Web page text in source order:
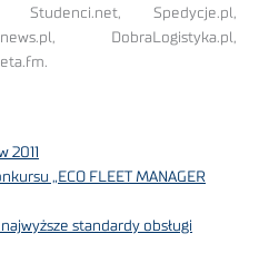
Studenci.net, Spedycje.pl,
DobraLogistyka.pl,
2011
„ECO FLEET MANAGER
standardy obsługi